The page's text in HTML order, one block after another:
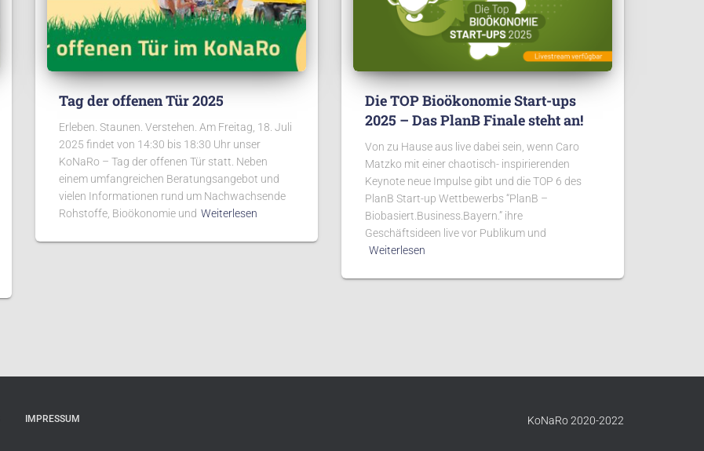
Tag der offenen Tür 2025
Erleben. Staunen. Verstehen. Am Freitag, 18. Juli
2025 findet von 14:30 bis 18:30 Uhr unser
KoNaRo – Tag der offenen Tür statt. Neben
einem umfangreichen Beratungsangebot und
vielen Informationen rund um Nachwachsende
Rohstoffe, Bioökonomie und Weiterlesen
Die TOP Bioökonomie Start-ups
2025 – Das PlanB Finale steht an!
Von zu Hause aus live dabei sein, wenn Caro
Matzko mit einer chaotisch- inspirierenden
Keynote neue Impulse gibt und die TOP 6 des
PlanB Start-up Wettbewerbs “PlanB –
Biobasiert.Business.Bayern.” ihre
Geschäftsideen live vor Publikum und
Weiterlesen
IMPRESSUM KoNaRo 2020-2022